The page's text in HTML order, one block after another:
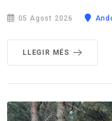
05 Agost 2026
LLEGIR MÉS